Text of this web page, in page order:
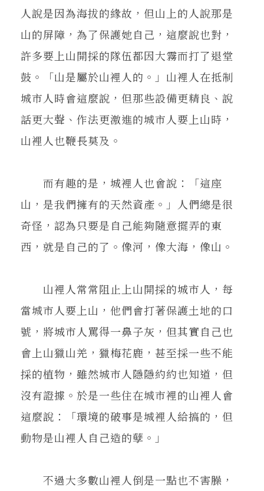
人說是因為海拔的緣故，但山上的人說那是
山的屏障，為了保護她自己，這麼說也對，
許多要上山開採的隊伍都因大霧而打了退堂
鼓。「山是屬於山裡人的。」山裡人在抵制
城市人時會這麼說，但那些設備更精良、說
話更大聲、作法更激進的城市人要上山時，
山裡人也鞭長莫及。
而有趣的是，城裡人也會說：「這座
山，是我們擁有的天然資產。」人們總是很
奇怪，認為只要是自己能夠隨意擺弄的東
西，就是自己的了。像河，像大海，像山。
山裡人常常阻止上山開採的城市人，每
當城市人要上山，他們會打著保護土地的口
號，將城市人罵得一鼻子灰，但其實自己也
會上山獵山羌，獵梅花鹿，甚至採一些不能
採的植物，雖然城市人隱隱約約也知道，但
沒有證據。於是一些住在城市裡的山裡人會
這麼說：「環境的破事是城裡人給搞的，但
動物是山裡人自己造的孽。」
不過大多數山裡人倒是一點也不害臊，